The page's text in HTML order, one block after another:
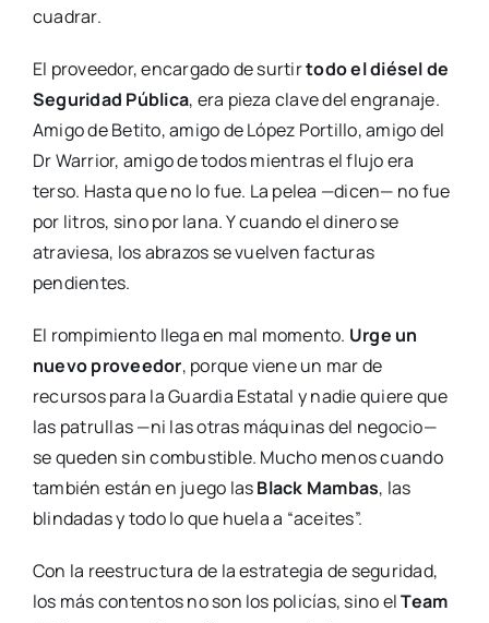
cuadrar.
El proveedor, encargado de surtirtodo el diésel de
Seguridad Pública, era pieza clave del engranaje.
Amigo de Betito, amigo de López Portillo, amigo del
Dr Warrior, amigo de todos mientras el flujo era
terso. Hasta que no lo fue. La pelea —dicen— no fue
por litros, sino por lana. Y cuando el dinero se
atraviesa, los abrazos se vuelven facturas
pendientes.
El rompimiento llega en mal momento. Urge un
nuevo proveedor, porque viene un mar de
recursos para la Guardia Estatal y nadie quiere que
las patrullas —ni las otras máquinas del negocio—
se queden sin combustible. Mucho menos cuando
también están en juego lasBlack Mambas, las
blindadas y todo lo que huela a “aceites”.
Con la reestructura de la estrategia de seguridad,
los más contentos no son los policías, sino elTeam